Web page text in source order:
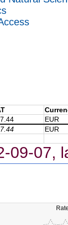
EUR
EUR
09-07,